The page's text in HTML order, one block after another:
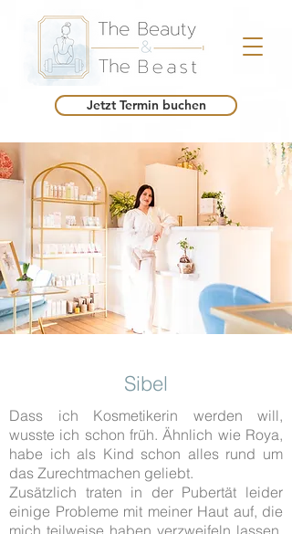
Jetzt Termin buchen
Sibel
Dass ich Kosmetikerin werden will,
wusste ich schon früh. Ähnlich wie Roya,
habe ich als Kind schon alles rund um
das Zurechtmachen geliebt.
Zusätzlich traten in der Pubertät leider
einige Probleme mit meiner Haut auf, die
mich teilweise haben verzweifeln lassen.